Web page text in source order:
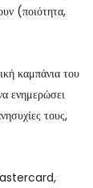
(ποιότητα,
καμπάνια του
ενημερώσει
τους,